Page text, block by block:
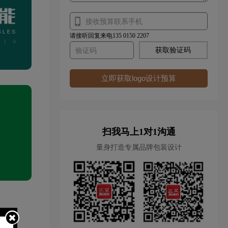
请接听回复来电135 0150 2207
获取验证码
立即获取logo设计预算
扫我马上1对1沟通
量身打造专属品牌包装设计